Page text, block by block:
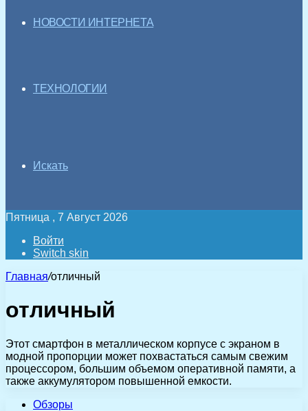
НОВОСТИ ИНТЕРНЕТА
ТЕХНОЛОГИИ
Искать
Пятница , 7 Август 2026
Войти
Switch skin
Главная/отличный
отличный
Этот смартфон в металлическом корпусе с экраном в
модной пропорции может похвастаться самым свежим
процессором, большим объемом оперативной памяти, а
также аккумулятором повышенной емкости.
Обзоры